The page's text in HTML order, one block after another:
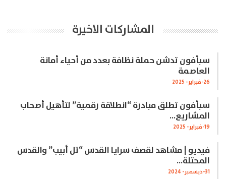
المشاركات الاخيرة
سبأفون تدشن حملة نظافة بعدد من أحياء أمانة
العاصمة
26-فبراير- 2025
سبأفون تطلق مبادرة “انطلاقة رقمية” لتأهيل أصحاب
المشاريع…
19-فبراير- 2025
فيديو | مشاهد لقصف سرايا القدس “تل أبيب” والقدس
المحتلة…
31-ديسمبر- 2024